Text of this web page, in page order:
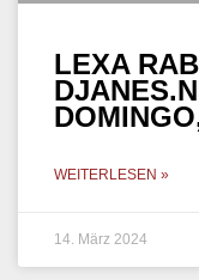
LEXA
WEITERLESEN »
14. März 2024